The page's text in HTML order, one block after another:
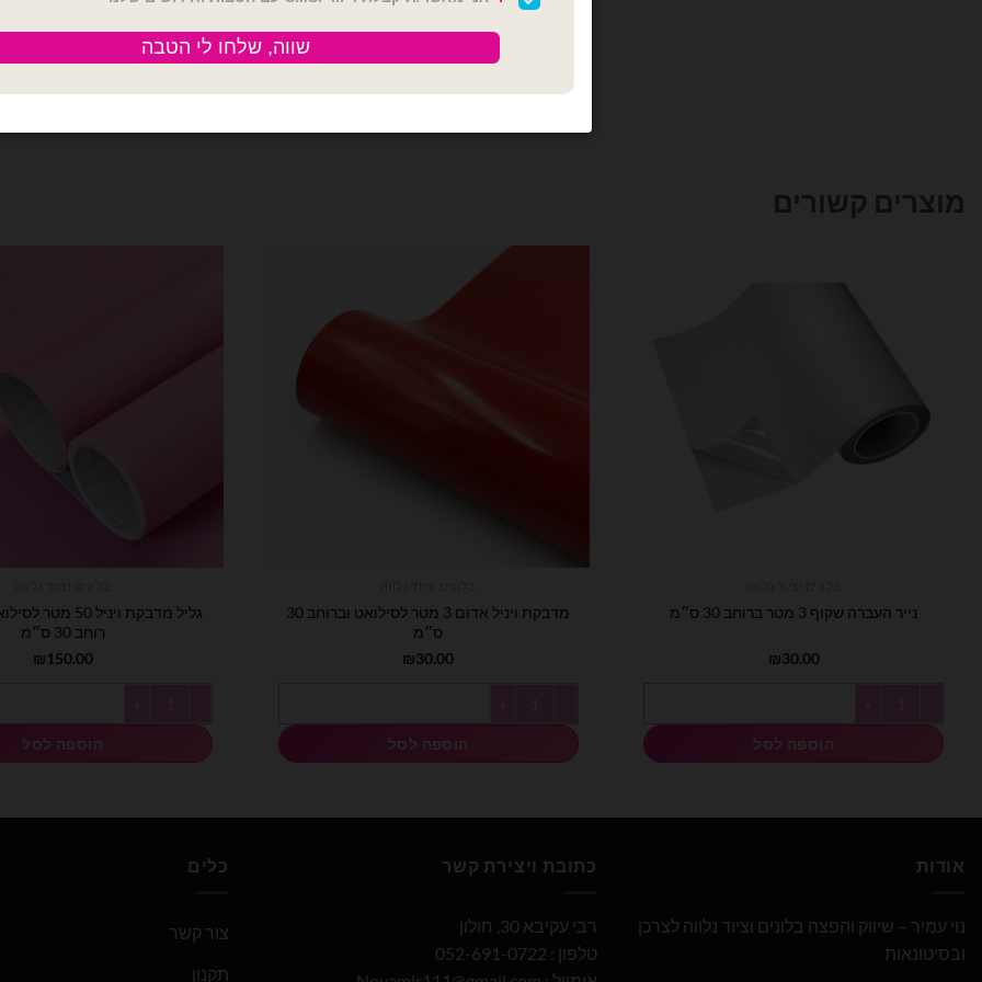
מדיניות החלפות /
מוצרים קשורים
נייר העברה שקוף 3 מטר ברוחב 30 ס״מ
₪30.00
הוספה לסל
מדבקת ויניל אדום 3 מטר לסילואט וברוחב 30
ס״מ
₪30.00
הוספה לסל
גליל מדבקת ויניל
רוחב 30 ס״מ
₪150.00
הוספה לסל
אודות
נוי עמיר – שיווק והפצה בלונים וציוד נלווה לצרכן
ובסיטונאות
כתובת ויצירת קשר
רבי עקיבא 30, חולון
טלפון : 052-691-0722
כלים
צור קשר
תקנון